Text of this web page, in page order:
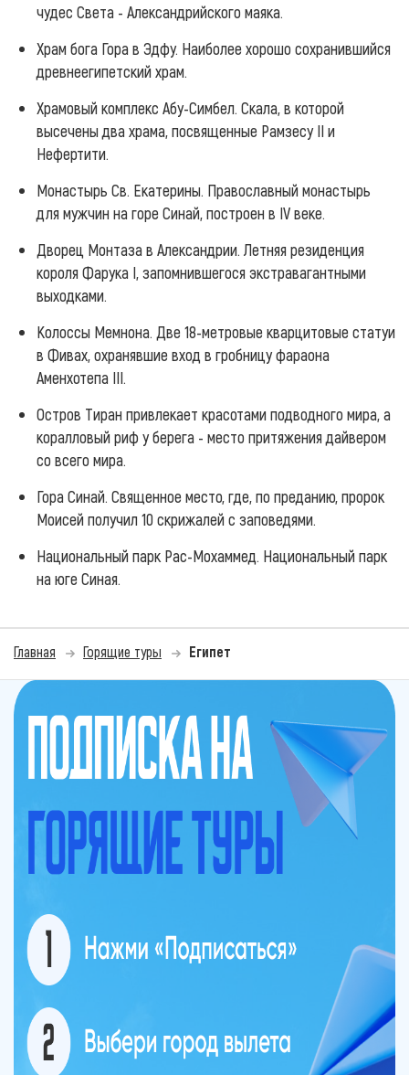
чудес Света - Александрийского маяка.
Храм бога Гора в Эдфу. Наиболее хорошо сохранившийся
древнеегипетский храм.
Храмовый комплекс Абу-Симбел. Скала, в которой
высечены два храма, посвященные Рамзесу II и
Нефертити.
Монастырь Св. Екатерины. Православный монастырь
для мужчин на горе Синай, построен в IV веке.
Дворец Монтаза в Александрии. Летняя резиденция
короля Фарука I, запомнившегося экстравагантными
выходками.
Колоссы Мемнона. Две 18-метровые кварцитовые статуи
в Фивах, охранявшие вход в гробницу фараона
Аменхотепа III.
Остров Тиран привлекает красотами подводного мира, а
коралловый риф у берега - место притяжения дайвером
со всего мира.
Гора Синай. Священное место, где, по преданию, пророк
Моисей получил 10 скрижалей с заповедями.
Национальный парк Рас-Мохаммед. Национальный парк
на юге Синая.
Главная Горящие туры Египет